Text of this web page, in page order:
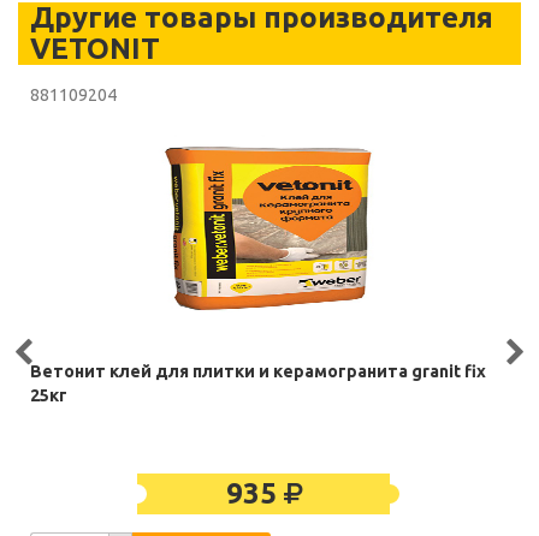
Другие товары производителя
VETONIT
881109204
Ветонит клей для плитки и керамогранита granit fix
25кг
935